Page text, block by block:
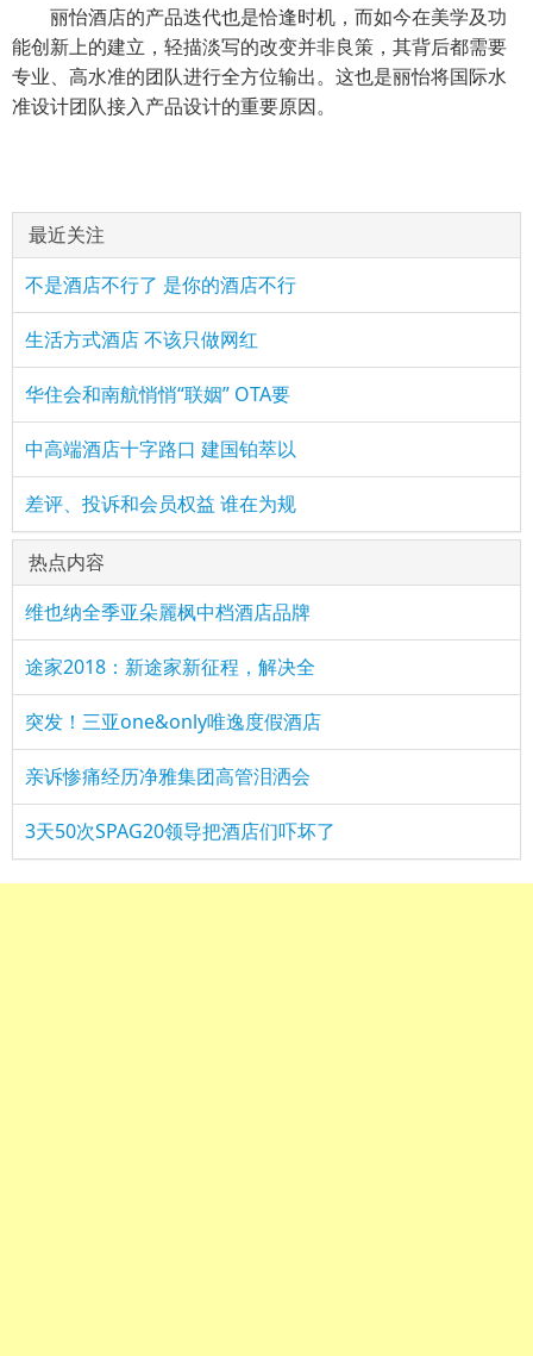
丽怡酒店的产品迭代也是恰逢时机，而如今在美学及功
能创新上的建立，轻描淡写的改变并非良策，其背后都需要
专业、高水准的团队进行全方位输出。这也是丽怡将国际水
准设计团队接入产品设计的重要原因。
最近关注
不是酒店不行了 是你的酒店不行
生活方式酒店 不该只做网红
华住会和南航悄悄“联姻” OTA要
中高端酒店十字路口 建国铂萃以
差评、投诉和会员权益 谁在为规
热点内容
维也纳全季亚朵麗枫中档酒店品牌
途家2018：新途家新征程，解决全
突发！三亚one&only唯逸度假酒店
亲诉惨痛经历净雅集团高管泪洒会
3天50次SPAG20领导把酒店们吓坏了